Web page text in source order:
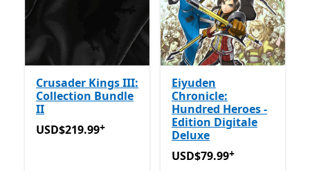
Crusader Kings III:
Collection Bundle
II
USD$219.99Avec des achats dans l’application
USD$219.99+
Eiyuden
Chronicle:
Hundred Heroes -
Edition Digitale
Deluxe
USD$79.99Avec des
USD$79.99+